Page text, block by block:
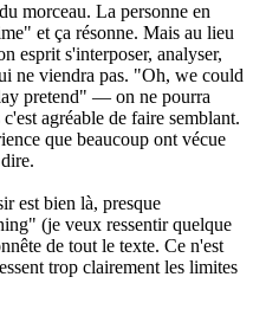
morceau. La personne en
et ça résonne. Mais au lieu
esprit s'interposer, analyser,
ne viendra pas. "Oh, we could
pretend" — on ne pourra
agréable de faire semblant.
que beaucoup ont vécue
est bien là, presque
(je veux ressentir quelque
de tout le texte. Ce n'est
trop clairement les limites